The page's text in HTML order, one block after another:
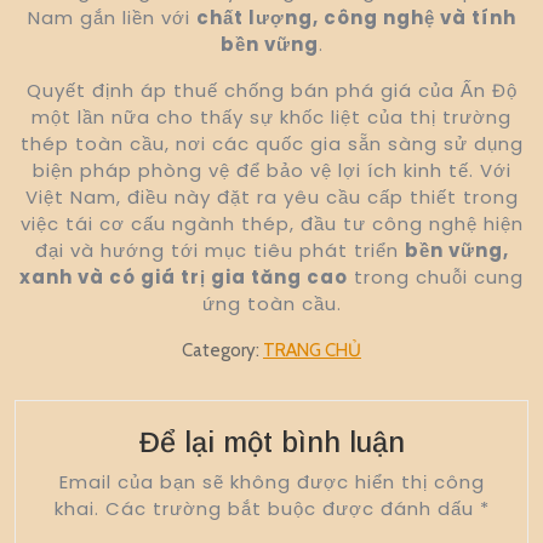
Nam gắn liền với chất lượng, công nghệ và tính
bền vững.
Quyết định áp thuế chống bán phá giá của Ấn Độ
một lần nữa cho thấy sự khốc liệt của thị trường
thép toàn cầu, nơi các quốc gia sẵn sàng sử dụng
biện pháp phòng vệ để bảo vệ lợi ích kinh tế. Với
Việt Nam, điều này đặt ra yêu cầu cấp thiết trong
việc tái cơ cấu ngành thép, đầu tư công nghệ hiện
đại và hướng tới mục tiêu phát triển bền vững,
xanh và có giá trị gia tăng cao trong chuỗi cung
ứng toàn cầu.
Category: TRANG CHỦ
Để lại một bình luận
Email của bạn sẽ không được hiển thị công
khai. Các trường bắt buộc được đánh dấu *